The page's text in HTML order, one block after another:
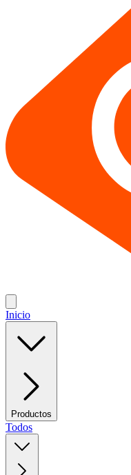
Inicio
Productos
Todos